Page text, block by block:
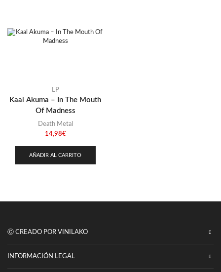
Otros (38)
Thrash Metal (108)
LP
Kaal Akuma – In The Mouth
Of Madness
Death Metal
14,98€
AÑADIR AL CARRITO
Ⓒ CREADO POR VINILAKO
INFORMACIÓN LEGAL